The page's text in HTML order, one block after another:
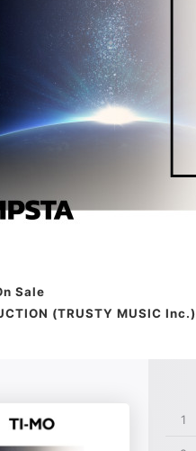
Sale
(TRUSTY MUSIC Inc.)